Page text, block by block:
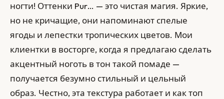
ногти! Оттенки Pur… — это чистая магия. Яркие,
но не кричащие, они напоминают спелые
ягоды и лепестки тропических цветов. Мои
клиентки в восторге, когда я предлагаю сделать
акцентный ноготь в тон такой помаде —
получается безумно стильный и цельный
образ. Честно, эта текстура работает и как топ